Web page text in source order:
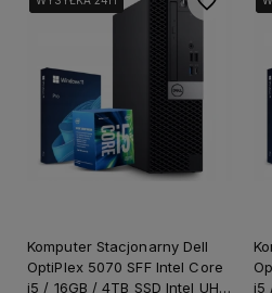
Komputer Stacjonarny Dell
OptiPlex 5070 SFF Intel Core
i5 / 16GB / 4TB SSD Intel UHD
i5